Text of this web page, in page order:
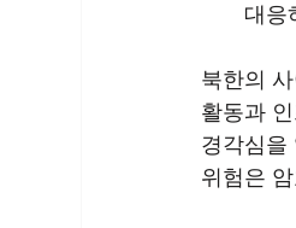
대응
북한의
활동과
경각심을
위험은